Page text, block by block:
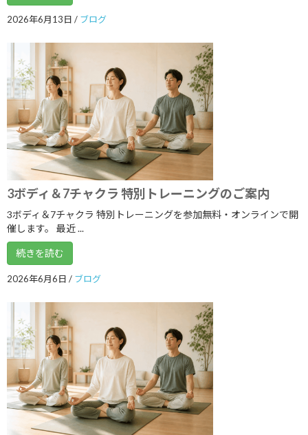
2020年6月
2020年5月
2020年4月
2020年3月
2020年2月
2020年1月
2019年12月
2019年11月
2019年10月
2019年9月
2019年8月
2019年7月
2019年6月
2019年5月
2019年4月
2026年6月13日 / ブログ
3ボディ＆7チャクラ 特別トレーニングのご案内
3ボディ＆7チャクラ 特別トレーニングを参加無料・オンラインで開
催します。 最近 ...
続きを読む
2026年6月6日 / ブログ